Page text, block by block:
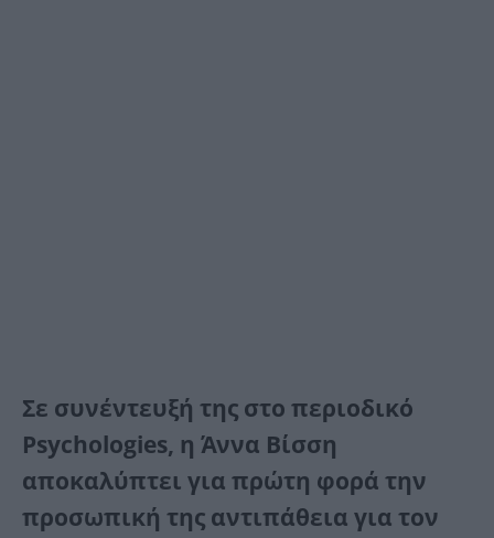
Σε συνέντευξή της στο περιοδικό
Psychologies, η Άννα Βίσση
αποκαλύπτει για πρώτη φορά την
προσωπική της αντιπάθεια για τον